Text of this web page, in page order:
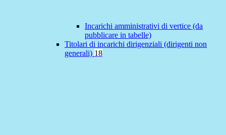
Incarichi amministrativi di vertice (da
pubblicare in tabelle)
Titolari di incarichi dirigenziali (dirigenti non
generali) 18